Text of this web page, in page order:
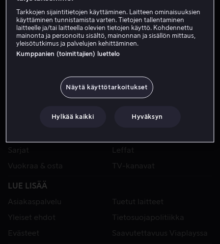
Sarjat
Leffat
Vuokraa & osta
TV-kanavat
LUE LISÄÄ
Asiakaspalvelu
Tuetut laitteet
Yleiset ehdot
Tietosuojapolitiikka
Evästeet
Saavutettavuus Viaplayssa
Tarkkojen sijaintitietojen käyttäminen. Laitteen ominaisuuksien
käyttäminen tunnistamista varten. Tietojen tallentaminen
laitteelle ja/tai laitteella olevien tietojen käyttö. Kohdennettu
mainonta ja personoitu sisältö, mainonnan ja sisällön mittaus,
yleisötutkimus ja palvelujen kehittäminen.
Kumppanien (toimittajien) luettelo
Näytä käyttötarkoitukset
Hylkää kaikki Hyväksyn